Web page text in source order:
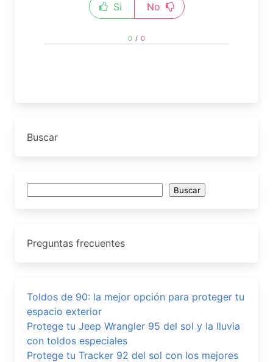
Si No
0 / 0
Buscar
Buscar
Preguntas frecuentes
Toldos de 90: la mejor opción para proteger tu
espacio exterior
Protege tu Jeep Wrangler 95 del sol y la lluvia
con toldos especiales
Protege tu Tracker 92 del sol con los mejores